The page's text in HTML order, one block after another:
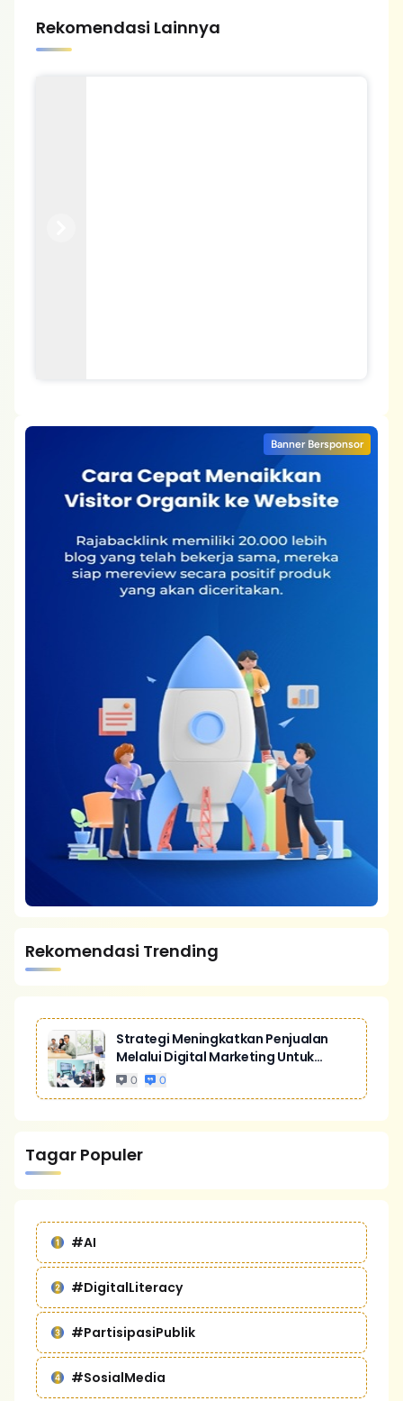
Rekomendasi Lainnya
Banner Bersponsor
Rekomendasi Trending
Strategi Meningkatkan Penjualan
Melalui Digital Marketing Untuk
Bisnis Yang Lebih Kompetitif
0 0
Tagar Populer
#AI
#DigitalLiteracy
#PartisipasiPublik
#SosialMedia